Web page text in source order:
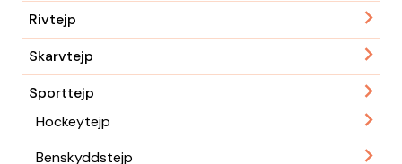
Rivtejp
Skarvtejp
Sporttejp
Hockeytejp
Benskyddstejp